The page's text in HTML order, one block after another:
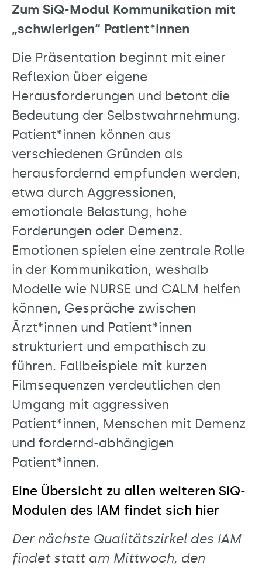
Zum SiQ-Modul Kommunikation mit
„schwierigen“ Patient*innen
Die Präsentation beginnt mit einer
Reflexion über eigene
Herausforderungen und betont die
Bedeutung der Selbstwahrnehmung.
Patient*innen können aus
verschiedenen Gründen als
herausfordernd empfunden werden,
etwa durch Aggressionen,
emotionale Belastung, hohe
Forderungen oder Demenz.
Emotionen spielen eine zentrale Rolle
in der Kommunikation, weshalb
Modelle wie NURSE und CALM helfen
können, Gespräche zwischen
Ärzt*innen und Patient*innen
strukturiert und empathisch zu
führen. Fallbeispiele mit kurzen
Filmsequenzen verdeutlichen den
Umgang mit aggressiven
Patient*innen, Menschen mit Demenz
und fordernd-abhängigen
Patient*innen.
Eine Übersicht zu allen weiteren SiQ-
Modulen des IAM findet sich hier
Der nächste Qualitätszirkel des IAM
findet statt am Mittwoch, den